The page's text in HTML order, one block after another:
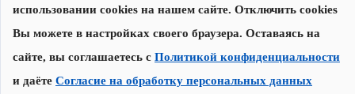
Записаться на прием
Политикой конфиденциальностиидаю согласие на обработку
персональных данных
использовании cookies на нашем сайте. Отключить cookies
Вы можете в настройках своего браузера. Оставаясь на
сайте, вы соглашаетесь с Политикой конфиденциальности
и даёте Согласие на обработку персональных данных